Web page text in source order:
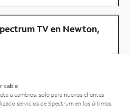
TV en Newton,
cable
a cambios; solo para nuevos clientes
servicios de Spectrum en los últimos